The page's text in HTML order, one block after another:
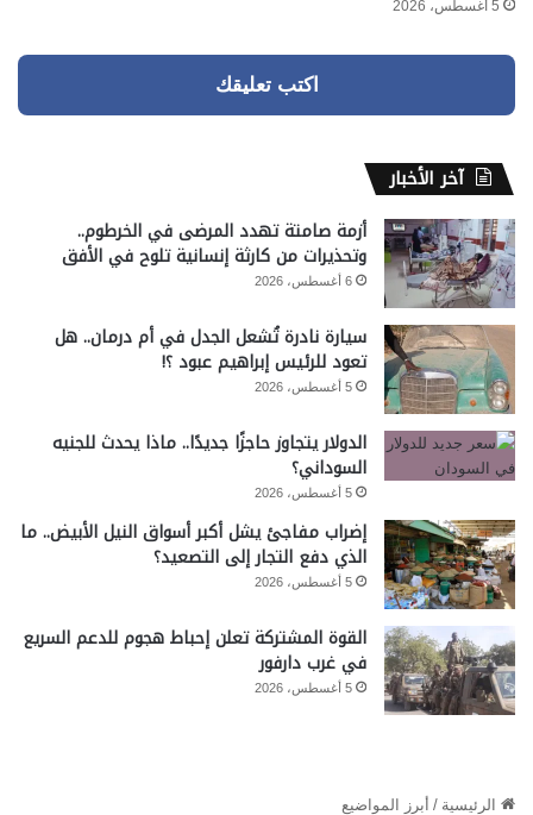
5 أغسطس، 2026
اكتب تعليقك
آخر الأخبار
أزمة صامتة تهدد المرضى في الخرطوم..
وتحذيرات من كارثة إنسانية تلوح في الأفق
6 أغسطس، 2026
سيارة نادرة تُشعل الجدل في أم درمان.. هل
تعود للرئيس إبراهيم عبود ؟!
5 أغسطس، 2026
الدولار يتجاوز حاجزًا جديدًا.. ماذا يحدث للجنيه
السوداني؟
5 أغسطس، 2026
إضراب مفاجئ يشل أكبر أسواق النيل الأبيض.. ما
الذي دفع التجار إلى التصعيد؟
5 أغسطس، 2026
القوة المشتركة تعلن إحباط هجوم للدعم السريع
في غرب دارفور
5 أغسطس، 2026